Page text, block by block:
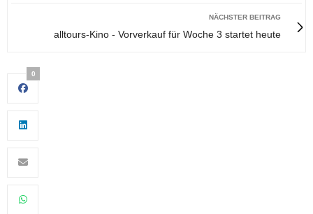
NÄCHSTER BEITRAG
alltours-Kino - Vorverkauf für Woche 3 startet heute
0